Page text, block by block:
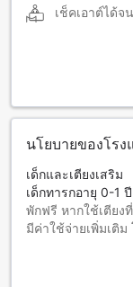
เช็คเอาต์ได้จ
นโยบายของโรง
เด็กและเตียงเสริม
เด็กทารกอายุ 0-1
พักฟรี หากใช้เตียง
มีค่าใช้จ่ายเพิ่มเติ
พักฟรีหากใช้เตียงที่
ผู้เข้าพักอายุ 6 ปีขึ้